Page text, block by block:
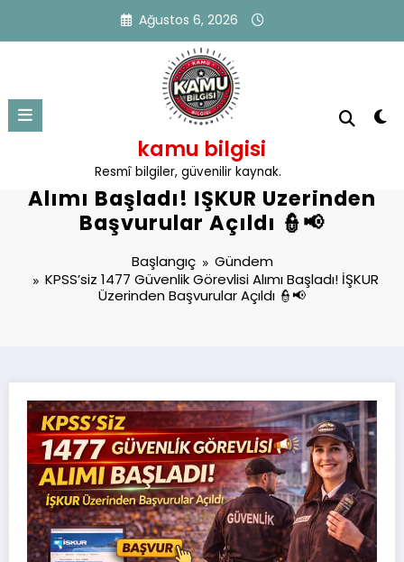
Ağustos 6, 2026
kamu bilgisi
Resmî bilgiler, güvenilir kaynak.
KPSS’siz 1477 Güvenlik Görevlisi
Alımı Başladı! İŞKUR Üzerinden
Başvurular Açıldı 👮📢
Başlangıç
Gündem
KPSS’siz 1477 Güvenlik Görevlisi Alımı Başladı! İŞKUR
Üzerinden Başvurular Açıldı 👮📢